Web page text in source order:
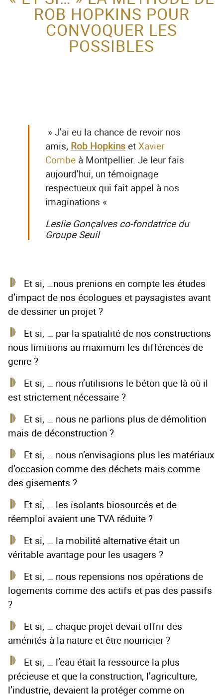
ACTEUR DE LA
PROTECTION DE
L’ENFANCE
ROB HOPKINS POUR
CONVOQUER LES
POSSIBLES
» J’ai eu la chance de revoir nos
amis, Rob HopkinsetXavier
Combe à Montpellier. Je leur fais
aujourd’hui, un témoignage
respectueux qui fait appel à nos
imaginations «
Leslie Gonçalves co-fondatrice du
Groupe Seuil
Et si, …nous prenions en compte les études
d’impact de nos écologues et paysagistes avant
de dessiner un projet ?
Et si, … par la spatialité de nos constructions
nous limitions au maximum les différences de
genre ?
Et si, … nous n’utilisions le béton que là où il
est strictement nécessaire ?
Et si, … nous ne parlions plus de démolition
mais de déconstruction ?
Et si, … nous n’envisagions plus les matériaux
d’occasion comme des déchets mais comme
des gisements ?
Et si, … les isolants biosourcés et de
réemploi avaient une TVA réduite ?
Et si, … la mobilité alternative était un
véritable avantage pour les usagers ?
Et si, … nous repensions nos opérations de
logements comme des actifs et pas des passifs
?
Et si, … chaque projet devait offrir des
aménités à la nature et être nourricier ?
Et si, … l’eau était la ressource la plus
précieuse et que la construction, l’agriculture,
l’industrie, devaient la protéger comme on